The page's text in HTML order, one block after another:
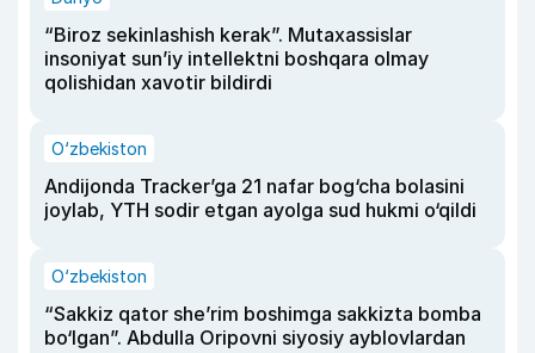
“Biroz sekinlashish kerak”. Mutaxassislar
insoniyat sun’iy intellektni boshqara olmay
qolishidan xavotir bildirdi
O‘zbekiston
Andijonda Tracker’ga 21 nafar bog‘cha bolasini
joylab, YTH sodir etgan ayolga sud hukmi o‘qildi
O‘zbekiston
“Sakkiz qator she’rim boshimga sakkizta bomba
bo‘lgan”. Abdulla Oripovni siyosiy ayblovlardan